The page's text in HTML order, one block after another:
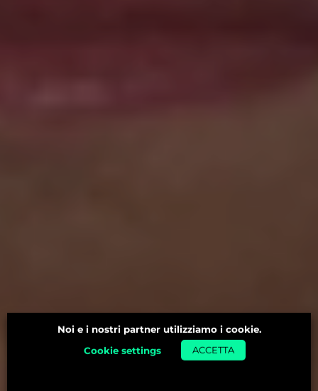
Noi e i nostri partner utilizziamo i cookie.
Cookie settings
ACCETTA